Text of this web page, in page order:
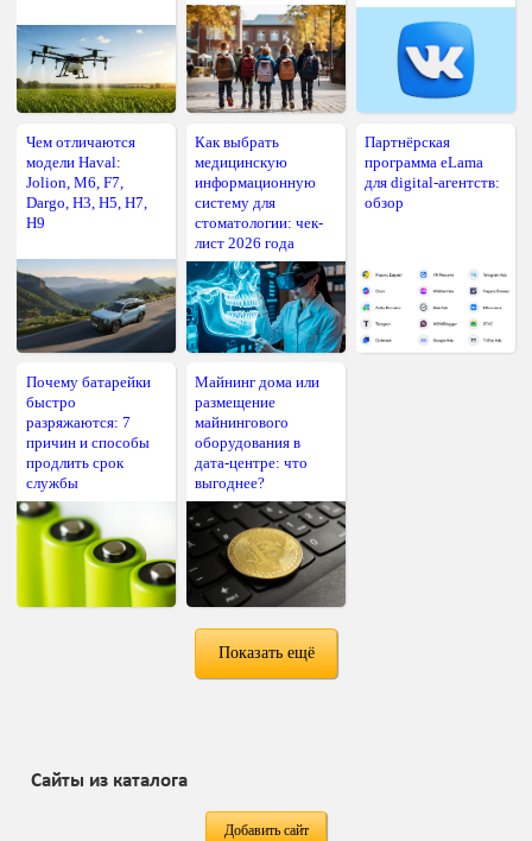
Чем отличаются
модели Haval:
Jolion, M6, F7,
Dargo, H3, H5, H7,
H9
Как выбрать
медицинскую
информационную
систему для
стоматологии: чек-
лист 2026 года
Партнёрская
программа eLama
для digital-агентств:
обзор
Почему батарейки
быстро
разряжаются: 7
причин и способы
продлить срок
службы
Майнинг дома или
размещение
майнингового
оборудования в
дата-центре: что
выгоднее?
Показать ещё
Сайты из каталога
Добавить сайт